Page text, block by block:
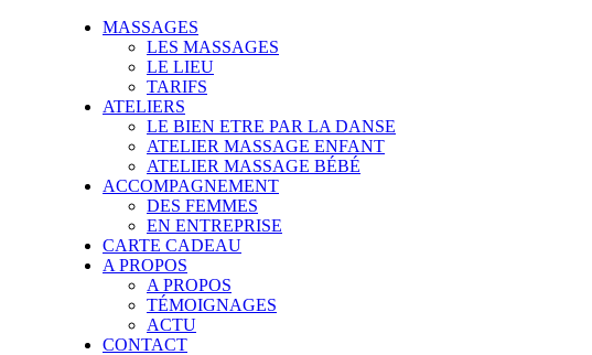
MASSAGES
LES MASSAGES
LE LIEU
TARIFS
ATELIERS
LE BIEN ETRE PAR LA DANSE
ATELIER MASSAGE ENFANT
ATELIER MASSAGE BÉBÉ
ACCOMPAGNEMENT
DES FEMMES
EN ENTREPRISE
CARTE CADEAU
A PROPOS
A PROPOS
TÉMOIGNAGES
ACTU
CONTACT